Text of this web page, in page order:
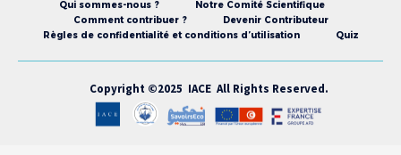
Qui sommes-nous ?
Notre Comité Scientifique
Comment contribuer ?
Devenir Contributeur
Règles de confidentialité et conditions d’utilisation
Quiz
Copyright ©2025 IACE All Rights Reserved.